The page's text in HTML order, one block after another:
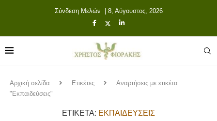
Σύνδεση Μελών | 8, Αύγουστος, 2026
Αρχική σελίδα Ετικέτες
Αναρτήσεις με ετικέτα
"Εκπαιδεύσεις"
ΕΤΙΚΈΤΑ: ΕΚΠΑΙΔΕΎΣΕΙΣ